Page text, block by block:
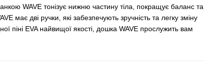
WAVE тонізує нижню частину тіла, покращує баланс та
має дві ручки, які забезпечують зручність та легку зміну
піні EVA найвищої якості, дошка WAVE прослужить вам